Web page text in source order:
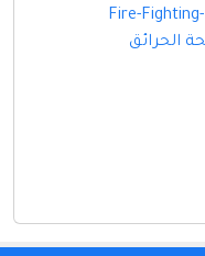
كل ما تحتاج معرفته عن موقع Fire-Fighting-